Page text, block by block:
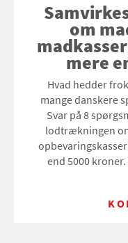
om
mere
Hvad hedder
mange danskere
Svar på 8
lodtrækningen
end 5000